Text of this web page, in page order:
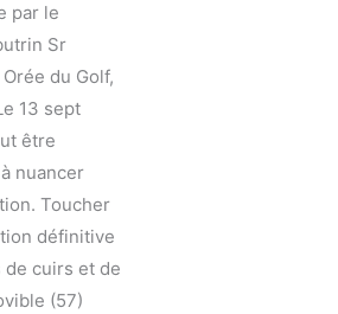
par le
Sr
du Golf,
13 sept
être
nuancer
Toucher
définitive
cuirs et de
(57)